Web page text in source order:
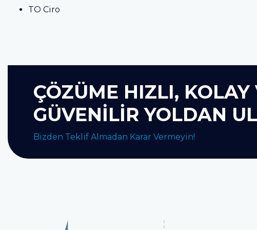
TO Ciro
ÇÖZÜME HIZLI, KOLAY
GÜVENİLİR YOLDAN
Bizden Teklif Almadan Karar Vermeyin!